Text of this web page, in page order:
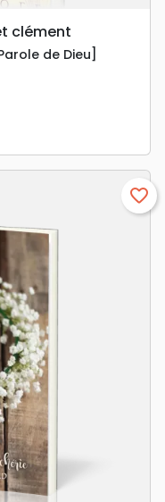
clément
de Dieu]
favorite_border